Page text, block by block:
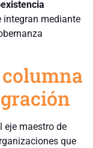
integran mediante
eje maestro de
que